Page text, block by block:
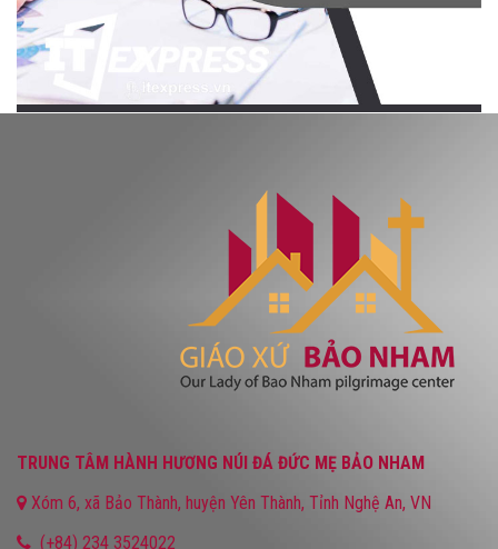
TRUNG TÂM HÀNH HƯƠNG NÚI ĐÁ ĐỨC MẸ BẢO NHAM
Xóm 6, xã Bảo Thành, huyện Yên Thành, Tỉnh Nghệ An, VN
(+84) 234 3524022